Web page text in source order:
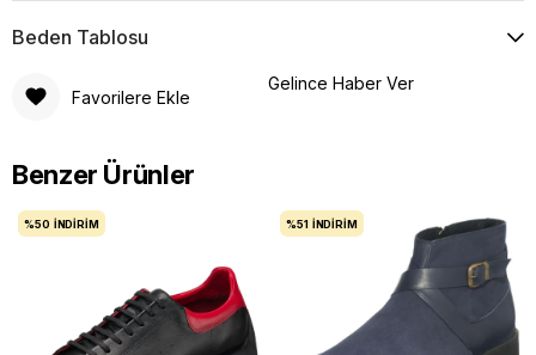
Beden Tablosu
Favorilere Ekle
Gelince Haber Ver
Benzer Ürünler
%50 İNDIRIM %51 İNDIRIM